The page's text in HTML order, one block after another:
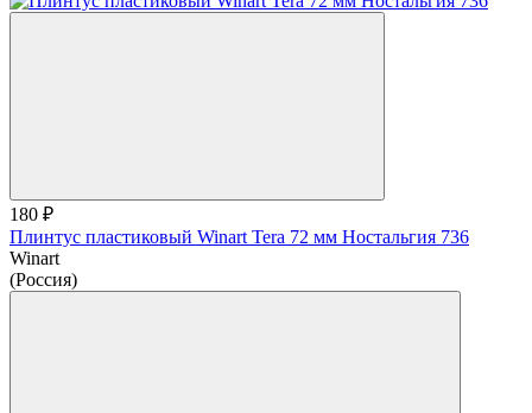
180 ₽
Плинтус пластиковый Winart Tera 72 мм Ностальгия 736
Winart
(Россия)